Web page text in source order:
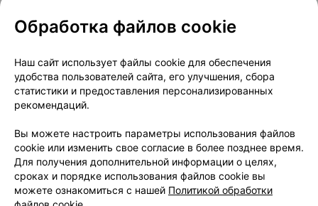
О проекте
Новости проекта
Размещение рекламы
Медицинский маркетинг
Публичный договор
Доставка
Способы оплаты
Вакансии
Партнеры
Написать руководителю 103.by
Написать в поддержку
Персональные настройки Cookie
Обработка файлов cookie
Наш сайт использует файлы cookie для обеспечения
удобства пользователей сайта, его улучшения, сбора
статистики и предоставления персонализированных
рекомендаций.
Вы можете настроить параметры использования файлов
cookie или изменить свое согласие в более позднее время.
Для получения дополнительной информации о целях,
сроках и порядке использования файлов cookie вы
можете ознакомиться с нашей Политикой обработки